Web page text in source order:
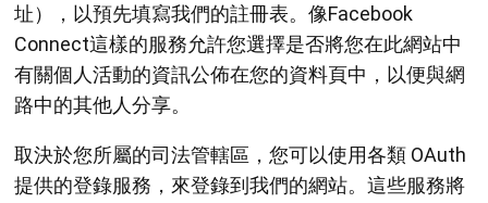
址），以預先填寫我們的註冊表。像Facebook
Connect這樣的服務允許您選擇是否將您在此網站中
有關個人活動的資訊公佈在您的資料頁中，以便與網
路中的其他人分享。
取決於您所屬的司法管轄區，您可以使用各類 OAuth
提供的登錄服務，來登錄到我們的網站。這些服務將